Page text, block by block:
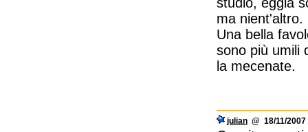
ma nient'altro.
Una bella
sono più umili
la mecenate.
julian @ 18/11/